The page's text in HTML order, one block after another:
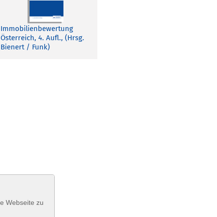
Immobilienbewertung
Österreich, 4. Aufl., (Hrsg.
Bienert / Funk)
Webseite zu